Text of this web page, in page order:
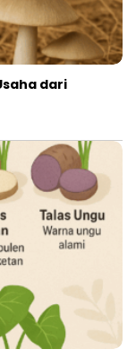
dari